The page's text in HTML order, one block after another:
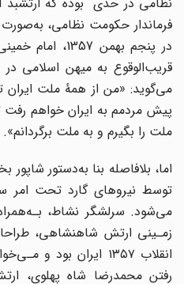
فرماندار حکومت نظامی، به‌صورت
در پنجم بهمن
قریب‌الوقوع به میهن اسلامی در
می‌گوید: «من از همۀ ملت ایران
پیش مردمم به ایران خواهم رفت
ملت را بگیرم و به ملت برگردانم».
اما، بلافاصله بنا به‌دستور شاپور
توسط نیروهای گارد تحت امر
می‌شود. سرلشگر نشاط، بـه‌همراه
زمـینی ارتش شاهنشاهی،
انقلاب ۱۳۵۷ ایران بود
رفتن محمدرضا شاه پهلوی،